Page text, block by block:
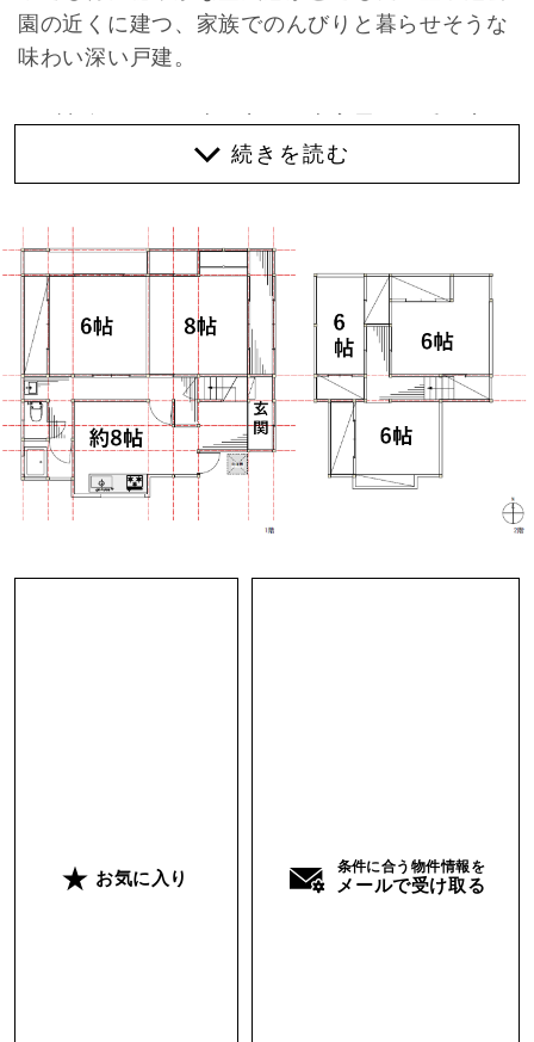
園の近くに建つ、家族でのんびりと暮らせそうな
味わい深い戸建。
まず印象としては古き良き日本家屋で、延べ床面
積130㎡と広々としています。玄関先には駐車ス
ペースとコンパクトな庭があり、徒歩1分以内に
宝ヶ池公園があったり、更に間取りが3LDKなの
でお子さんがいる家庭でも住みよい住環境が揃っ
ている印象を受けました。
それでは1階のご紹介。現在の居室は8帖と6帖の
和室が続き間になっています。ここは杉の無垢材
を使用したフローリングに変更されてリビングに
なります。大きめのソファやダイニングテーブル
を置いてもまだまだ余白が残るサイズ感。無垢材
に変わることで足触りや空気感がガラッと変わ
そして2階には和室が3室あります。それぞれの部
お気に入り
条件に合う物件情報を
メールで受け取る